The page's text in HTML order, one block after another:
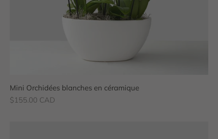
Mini Orchidées blanches en céramique
Prix de vente
$155.00 CAD